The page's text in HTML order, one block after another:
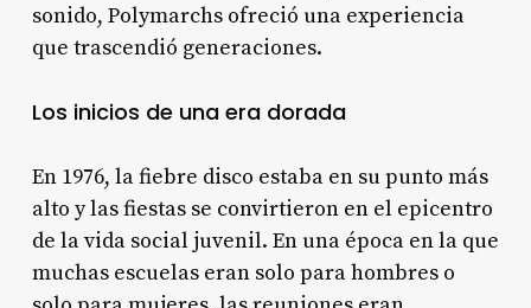
sonido, Polymarchs ofreció una experiencia
que trascendió generaciones.
Los inicios de una era dorada
En 1976, la fiebre disco estaba en su punto más
alto y las fiestas se convirtieron en el epicentro
de la vida social juvenil. En una época en la que
muchas escuelas eran solo para hombres o